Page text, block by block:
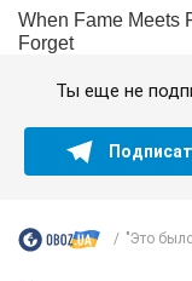
Ты еще не
"Это